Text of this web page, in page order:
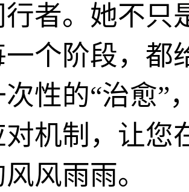
行者。她不只
一个阶段，都
性的“治愈”
对机制，让您
风雨雨。